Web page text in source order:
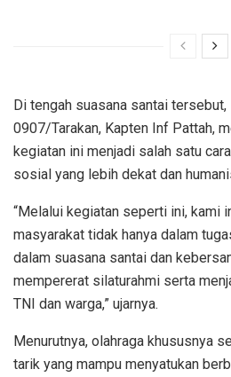
Di tengah suasana santai
0907/Tarakan, Kapten Inf Pattah,
kegiatan ini menjadi salah satu
sosial yang lebih dekat dan
“Melalui kegiatan seperti ini, kami
masyarakat tidak hanya dalam
dalam suasana santai dan
mempererat silaturahmi serta
TNI dan warga,” ujarnya.
Menurutnya, olahraga khususnya
tarik yang mampu menyatukan